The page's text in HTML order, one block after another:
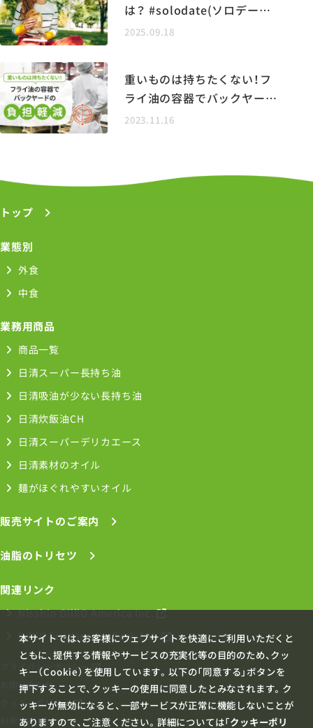
は？ #solodate(ソロデート)
が映す今どきの価値観
2025.09.18
重いものは持ちたくない！フ
ライ油の容器でバックヤード
の負担軽減
2023.11.16
トップ
業態別
外食
中食
業務用商品
商品一覧
日清スーパー長持ち油
日清吸油が少ない長持ち油
日清炊飯油CH
日清スーパーデリカエース
日清素材のオイル
麺がほぐれやすいオイル
販売サイトのご案内
油脂のトリセツ
関連リンク
Nisshin OilliO America Inc.
OilliO Foodservice Tech Lab
プライバシーポリシー
お問い合わせ
クッキーポリシー
利用規約
本サイトでは、お客様にウェブサイトを快適にご利用いただくと
ともに、提供する情報やサービスの充実化等の目的のため、クッ
キー（Cookie）を使用しています。以下の「同意する」ボタンを
押下することで、クッキーの使用に同意したとみなされます。ク
ッキーが無効になると、一部サービスが正常に機能しないことが
ありますので、ご注意ください。詳細については「クッキーポリ